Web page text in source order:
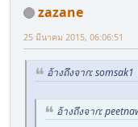
zazane
25 มีนาคม 2015, 06:06:51
อ้างถึงจาก:
อ้างถึงจาก: